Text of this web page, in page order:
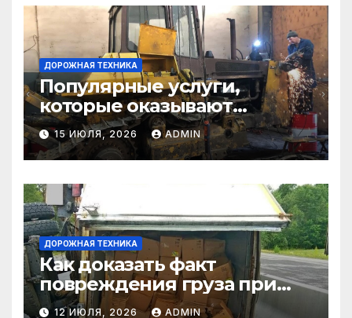
ДОРОЖНАЯ ТЕХНИКА
Популярные услуги,
которые оказывают
самосвалы в строительстве
и логистике
15 ИЮЛЯ, 2026 ADMIN
ДОРОЖНАЯ ТЕХНИКА
Как доказать факт
повреждения груза при
страховом случае
12 ИЮЛЯ, 2026 ADMIN